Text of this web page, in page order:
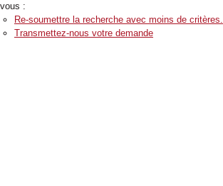
vous :
Re-soumettre la recherche avec moins de critères.
Transmettez-nous votre demande